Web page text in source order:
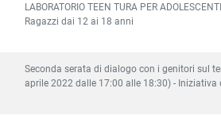
LABORATORIO TEEN TURA PER
Ragazzi dai 12 ai 18 anni
Seconda serata di dialogo con i genitori sul
aprile 2022 dalle 17:00 alle 18:30) - Iniziativa